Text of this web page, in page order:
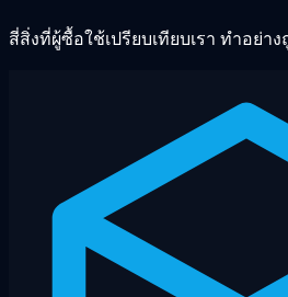
สี่สิ่งที่ผู้ซื้อใช้เปรียบเทียบเรา ทำอย่าง